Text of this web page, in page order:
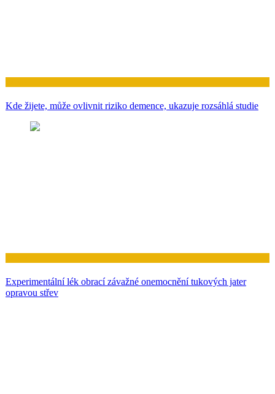
Kde žijete, může ovlivnit riziko demence, ukazuje rozsáhlá studie
Experimentální lék obrací závažné onemocnění tukových jater
opravou střev